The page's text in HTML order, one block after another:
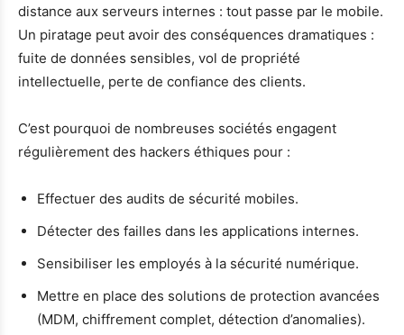
distance aux serveurs internes : tout passe par le mobile.
Un piratage peut avoir des conséquences dramatiques :
fuite de données sensibles, vol de propriété
intellectuelle, perte de confiance des clients.
C’est pourquoi de nombreuses sociétés engagent
régulièrement des hackers éthiques pour :
Effectuer des audits de sécurité mobiles.
Détecter des failles dans les applications internes.
Sensibiliser les employés à la sécurité numérique.
Mettre en place des solutions de protection avancées
(MDM, chiffrement complet, détection d’anomalies).